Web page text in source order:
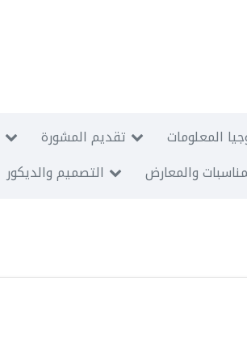
تقديم المشورة
المعلومات
التصميم والديكور والمعارض